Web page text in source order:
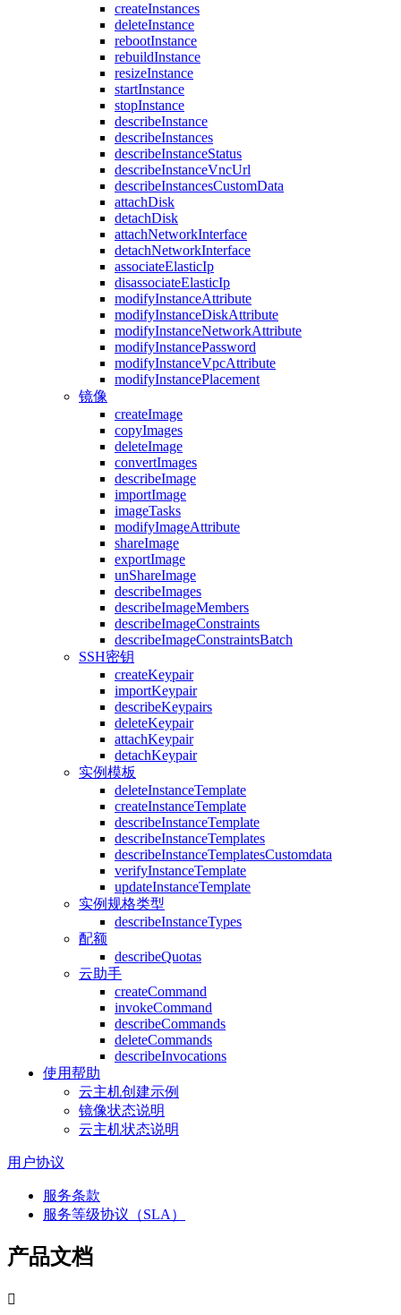
createInstances
deleteInstance
rebootInstance
rebuildInstance
resizeInstance
startInstance
stopInstance
describeInstance
describeInstances
describeInstanceStatus
describeInstanceVncUrl
describeInstancesCustomData
attachDisk
detachDisk
attachNetworkInterface
detachNetworkInterface
associateElasticIp
disassociateElasticIp
modifyInstanceAttribute
modifyInstanceDiskAttribute
modifyInstanceNetworkAttribute
modifyInstancePassword
modifyInstanceVpcAttribute
modifyInstancePlacement
镜像
createImage
copyImages
deleteImage
convertImages
describeImage
importImage
imageTasks
modifyImageAttribute
shareImage
exportImage
unShareImage
describeImages
describeImageMembers
describeImageConstraints
describeImageConstraintsBatch
SSH密钥
createKeypair
importKeypair
describeKeypairs
deleteKeypair
attachKeypair
detachKeypair
实例模板
deleteInstanceTemplate
createInstanceTemplate
describeInstanceTemplate
describeInstanceTemplates
describeInstanceTemplatesCustomdata
verifyInstanceTemplate
updateInstanceTemplate
实例规格类型
describeInstanceTypes
配额
describeQuotas
云助手
createCommand
invokeCommand
describeCommands
deleteCommands
describeInvocations
使用帮助
云主机创建示例
镜像状态说明
云主机状态说明
用户协议
服务条款
服务等级协议（SLA）
产品文档
